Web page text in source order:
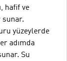
hafif ve
sunar.
yüzeylerde
adımda
Su